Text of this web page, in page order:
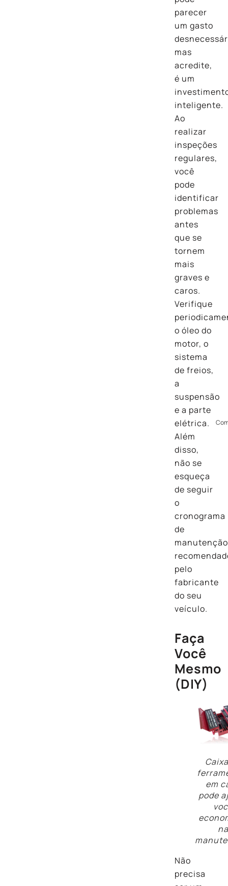
parecer
um gasto
mas
acredite,
é um
inteligente.
Ao
realizar
inspeções
regulares,
você
pode
identificar
problemas
antes
que se
tornem
mais
graves e
caros.
Verifique
o óleo do
motor, o
sistema
de freios,
a
suspensão
e a parte
elétrica.
Além
disso,
não se
esqueça
de seguir
o
cronograma
de
manutenção
pelo
fabricante
do seu
veículo.
Faça
Você
Mesmo
(DIY)
em
pode
na
Não
precisa